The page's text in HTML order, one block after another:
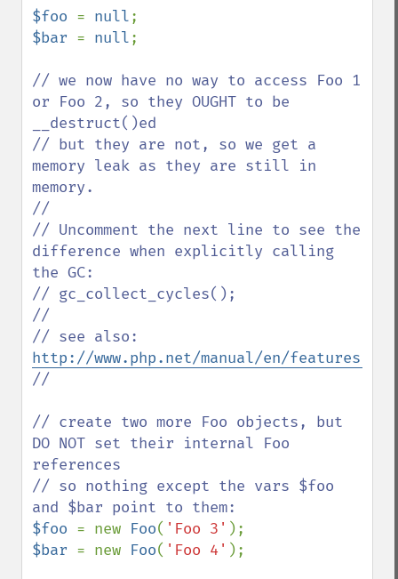
$foo = null
$bar = null;
// we now have no way to access Foo 1
or Foo 2, so they OUGHT to be
__destruct()ed
// but they are not, so we get a
memory leak as they are still in
memory.
//
// Uncomment the next line to see the
difference when explicitly calling
the GC:
// gc_collect_cycles();
//
http://www.php.net/manual/en/
//
// create two more Foo objects, but
DO NOT set their internal Foo
references
// so nothing except the vars $foo
$foo = new Foo( 'Foo 3'
$bar = new Foo( 'Foo 4' );